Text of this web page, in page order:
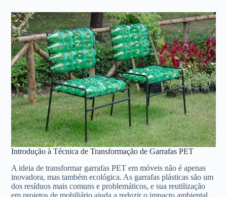
Introdução à Técnica de Transformação de Garrafas PET
A ideia de transformar garrafas PET em móveis não é apenas
inovadora, mas também ecológica. As garrafas plásticas são um
dos resíduos mais comuns e problemáticos, e sua reutilização
em projetos de mobiliário ajuda a reduzir o impacto ambiental.